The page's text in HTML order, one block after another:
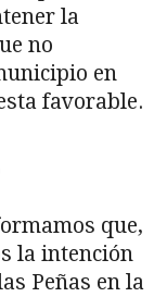
la
no
en
favorable.
que,
la intención
Peñas en la